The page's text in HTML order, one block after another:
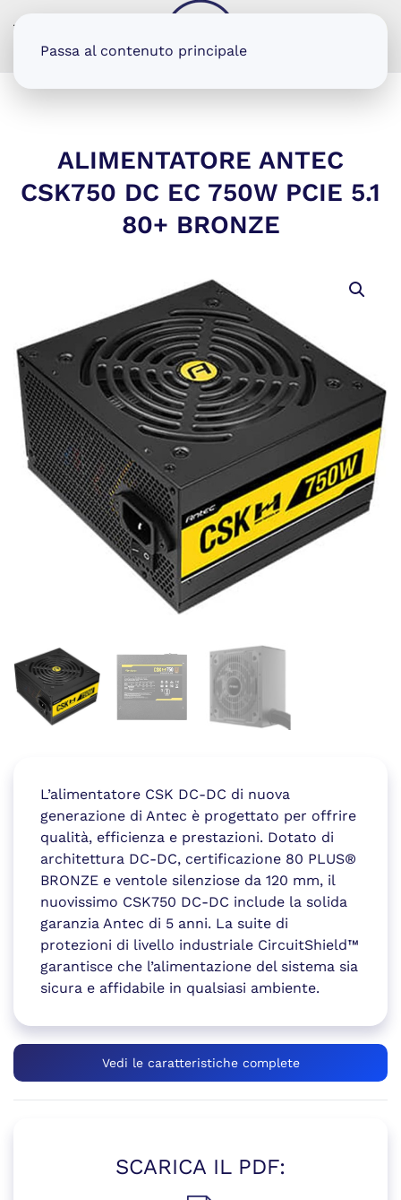
Passa al contenuto principale
ALIMENTATORE ANTEC
CSK750 DC EC 750W PCIE 5.1
80+ BRONZE
L’alimentatore CSK DC-DC di nuova
generazione di Antec è progettato per offrire
qualità, efficienza e prestazioni. Dotato di
architettura DC-DC, certificazione 80 PLUS®
BRONZE e ventole silenziose da 120 mm, il
nuovissimo CSK750 DC-DC include la solida
garanzia Antec di 5 anni. La suite di
protezioni di livello industriale CircuitShield™
garantisce che l’alimentazione del sistema sia
sicura e affidabile in qualsiasi ambiente.
Vedi le caratteristiche complete
SCARICA IL PDF: